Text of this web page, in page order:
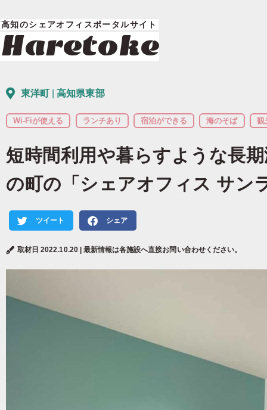
高知のシェアオフィスポータルサイト
Haretoke
東洋町 |高知県東部
短時間利用や暮らすような長
の町の「シェアオフィス サン
ツイート シェア
取材日 2022.10.20 | 最新情報は各施設へ直接お問い合わせください。